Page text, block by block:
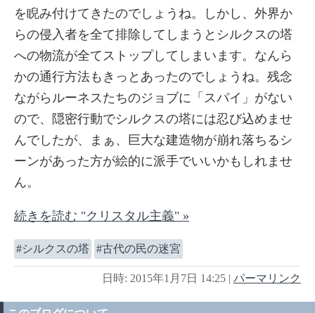
を睨み付けてきたのでしょうね。しかし、外界か
らの侵入者を全て排除してしまうとシルクスの塔
への物流が全てストップしてしまいます。なんら
かの通行方法もきっとあったのでしょうね。残念
ながらルーネスたちのジョブに「スパイ」がない
ので、隠密行動でシルクスの塔には忍び込めませ
んでしたが、まぁ、巨大な建造物が崩れ落ちるシ
ーンがあった方が絵的に派手でいいかもしれませ
ん。
続きを読む "クリスタル主義" »
シルクスの塔 古代の民の迷宮
日時: 2015年1月7日 14:25 | パーマリンク